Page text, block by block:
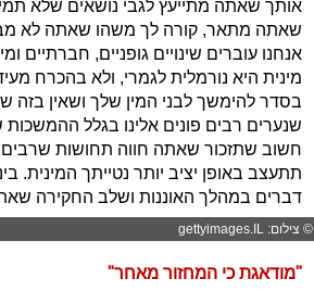
אותך שאתה מתייעץ לגבי נושאים שלא
שאתה מתאר, קורה לך משהו שאתה לא
אנחנו עוברים שינויים גופניים,
מינית היא נורמלית לגמרי, ולא בהכרח
בסדר להימשך לבני המין שלך ושאין בזה
שנערים רבים פונים אלינו בגלל
חשוב שתזכור שאתה חווה תחושות
תתעצב באופן יציב יותר נטייתך המינית.
דברים במהלך האוננות ושלב החקירה
© צילום: gettyimages.IL
"מודאגת כי המחזור מאחר"